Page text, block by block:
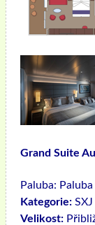
Grand Suite
Paluba:
Kategorie: SXJ
Velikost: